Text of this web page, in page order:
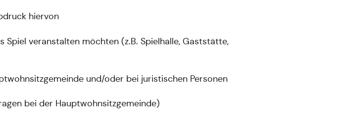
hiervon
Spiel veranstalten möchten (z.B. Spielhalle, Gaststätte,
und/oder bei juristischen Personen
bei der Hauptwohnsitzgemeinde)